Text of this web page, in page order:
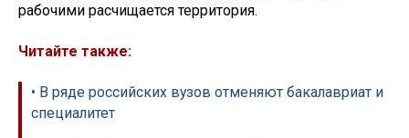
рабочими расчищается территория.
Читайте также:
• В ряде российских вузов отменяют бакалавриат и
специалитет